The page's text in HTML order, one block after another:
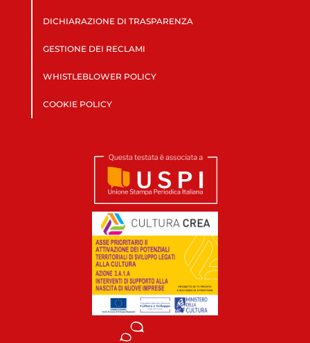
DICHIARAZIONE DI TRASPARENZA
GESTIONE DEI RECLAMI
WHISTLEBLOWER POLICY
COOKIE POLICY